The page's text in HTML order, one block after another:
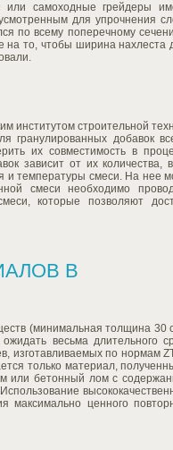
самоходные грейдеры
для упрочнения
по всему поперечному
то, чтобы ширина нахлеста
институтом строительной
добавок
их совместимость в
зависит от их количества,
и температуры смеси. На нее
смеси необходимо
которые позволяют
В
(минимальная толщина 30
весьма длительного
изготавливаемых по нормам
только материал,
или бетонный лом с
ценного